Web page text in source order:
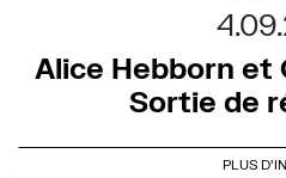
Alice Hebborn et
Sortie de
PLUS